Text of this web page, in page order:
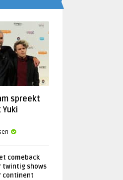
spreekt
comeback
twintig shows
continent